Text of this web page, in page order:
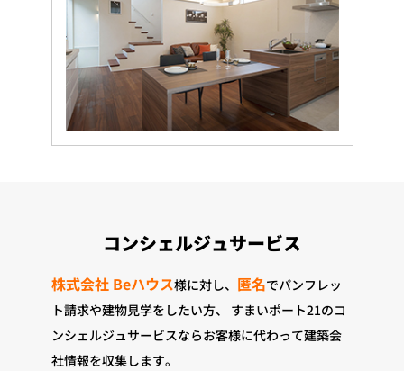
コンシェルジュサービス
株式会社 Beハウス様に対し、 匿名でパンフレッ
ト請求や建物見学をしたい方、
すまいポート21のコ
ンシェルジュサービスならお客様に代わって建築会
社情報を収集します。